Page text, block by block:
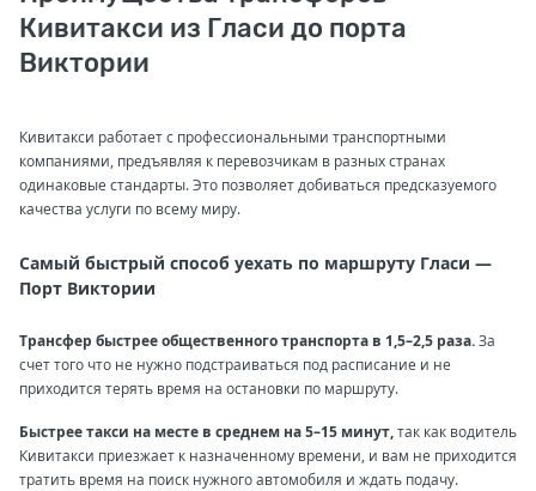
Кивитакси из Гласи до порта
Виктории
Кивитакси работает с профессиональными транспортными
компаниями, предъявляя к перевозчикам в разных странах
одинаковые стандарты. Это позволяет добиваться предсказуемого
качества услуги по всему миру.
Самый быстрый способ уехать по маршруту Гласи —
Порт Виктории
Трансфер быстрее общественного транспорта в 1,5–2,5 раза.За
счет того что не нужно подстраиваться под расписание и не
приходится терять время на остановки по маршруту.
Быстрее такси на месте в среднем на 5–15 минут,так как водитель
Кивитакси приезжает к назначенному времени, и вам не приходится
тратить время на поиск нужного автомобиля и ждать подачу.